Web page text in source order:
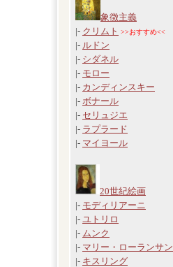
象徴主義
|- クリムト >>おすすめ<<
|- ルドン
|- シダネル
|- モロー
|- カンディンスキー
|- ボナール
|- セリュジエ
|- ラプラード
|- マイヨール
20世紀絵画
|- モディリアーニ
|- ユトリロ
|- ムンク
|- マリー・ローランサン
|- キスリング